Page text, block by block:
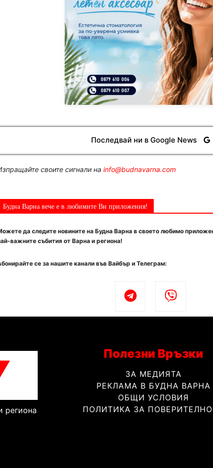
Последвай ни в Google News
своите сигнали на info@budnavarna.com
Будна Варна вече е в любимите Ви приложения!
да следите новините на Будна Варна в своето любимо
важните събития от Варна и региона!
се за нашите канали във Вайбър и Телеграм:
региона
Полезни Връзки
ЗА МЕДИЯТА
РЕКЛАМА В БУДНА ВАРНА
ОБЩИ УСЛОВИЯ
ПОЛИТИКА ЗА